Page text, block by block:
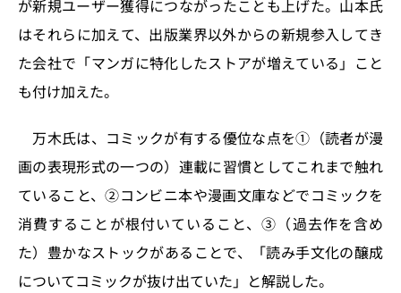
が新規ユーザー獲得につながったことも上げた。山本氏
はそれらに加えて、出版業界以外からの新規参入してき
た会社で「マンガに特化したストアが増えている」こと
も付け加えた。
万木氏は、コミックが有する優位な点を①（読者が漫
画の表現形式の一つの）連載に習慣としてこれまで触れ
ていること、②コンビニ本や漫画文庫などでコミックを
消費することが根付いていること、③（過去作を含め
た）豊かなストックがあることで、「読み手文化の醸成
についてコミックが抜け出ていた」と解説した。